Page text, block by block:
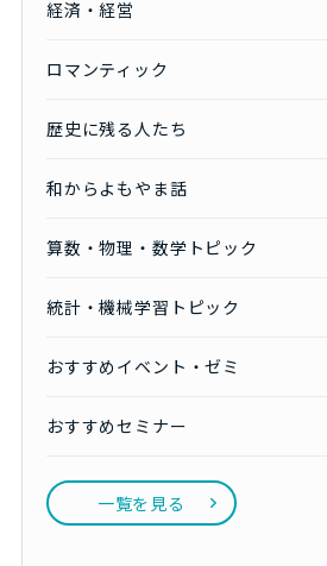
経済・経営
ロマンティック
歴史に残る人たち
和からよもやま話
算数・物理・数学トピック
統計・機械学習トピック
おすすめイベント・ゼミ
おすすめセミナー
一覧を見る